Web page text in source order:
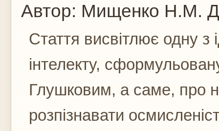
Автор: Мищенко Н.М.
Стаття висвітлює одну з
інтелекту,
Глушковим, а саме, про
розпізнавати